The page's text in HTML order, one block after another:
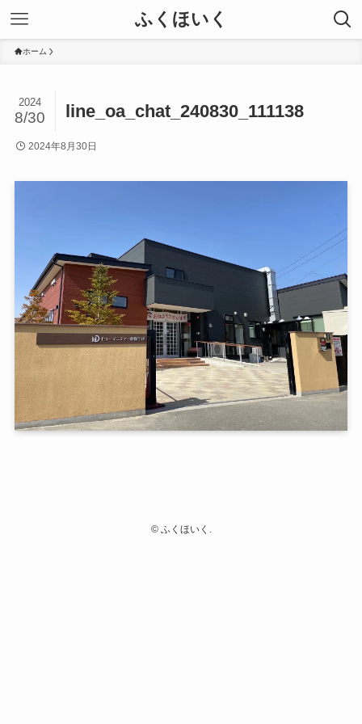
ふくほいく
ホーム
line_oa_chat_240830_111138
2024
8/30
2024年8月30日
©ふくほいく.